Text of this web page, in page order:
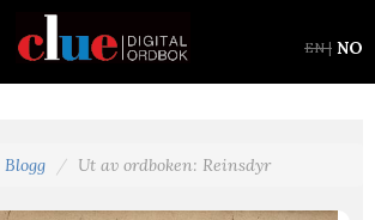
EN| NO
Blogg Ut av ordboken: Reinsdyr